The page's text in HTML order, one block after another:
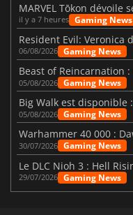
il y a 7 heures Gaming News
06/08/2026 Gaming News
05/08/2026 Gaming News
05/08/2026 Gaming News
30/07/2026 Gaming News
29/07/2026 Gaming News